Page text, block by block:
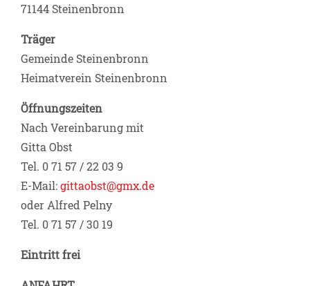
71144 Steinenbronn
Träger
Gemeinde Steinenbronn
Heimatverein Steinenbronn
Öffnungszeiten
Nach Vereinbarung mit
Gitta Obst
Tel. 0 71 57 / 22 03 9
E-Mail:gittaobst@gmx.de
oder Alfred Pelny
Tel. 0 71 57 / 30 19
Eintritt frei